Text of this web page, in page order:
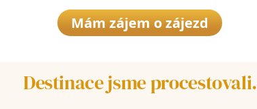
Mám zájem o zájezd
Destinace jsme procestovali.